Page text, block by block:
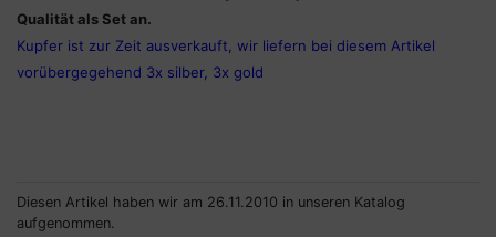
Qualität als Set an.
Kupfer ist zur Zeit ausverkauft, wir liefern bei diesem Artikel
vorübergegehend 3x silber, 3x gold
Diesen Artikel haben wir am 26.11.2010 in unseren Katalog
aufgenommen.